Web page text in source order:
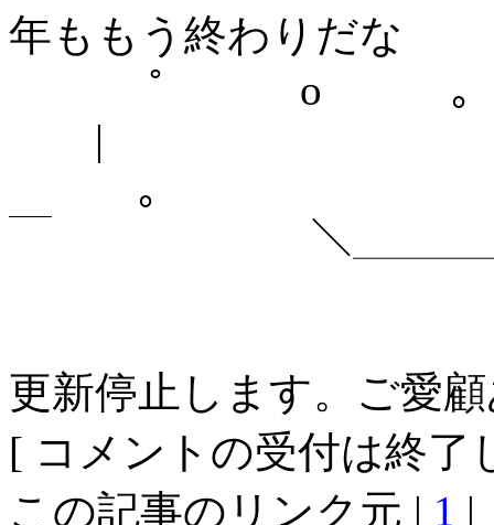
年ももう終わりだな
ﾟ o ｡ .
|
｡
￣ ＼＿＿＿＿＿
更新停止します。ご愛
[ コメントの受付は終了
この記事のリンク元 | 1 |